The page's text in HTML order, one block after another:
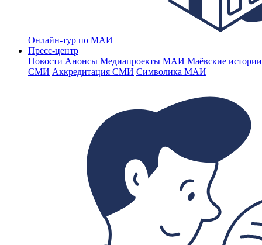
Онлайн-тур по МАИ
Пресс-центр
Новости Анонсы Медиапроекты МАИ Маёвские
СМИ Аккредитация СМИ Символика МАИ